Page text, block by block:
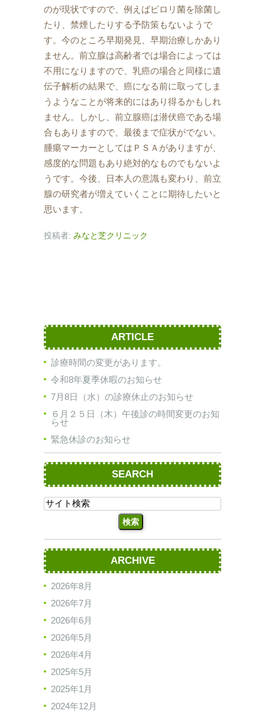
のが現状ですので、例えばピロリ菌を除菌し
たり、禁煙したりする予防策もないようで
す。今のところ早期発見、早期治療しかあり
ません。前立腺は高齢者では場合によっては
不用になりますので、乳癌の場合と同様に遺
伝子解析の結果で、癌になる前に取ってしま
うようなことが将来的にはあり得るかもしれ
ません。しかし、前立腺癌は潜伏癌である場
合もありますので、最後まで症状がでない。
腫瘍マーカーとしてはＰＳＡがありますが、
感度的な問題もあり絶対的なものでもないよ
うです。今後、日本人の意識も変わり、前立
腺の研究者が増えていくことに期待したいと
思います。
投稿者: みなと芝クリニック
ARTICLE
診療時間の変更があります。
令和8年夏季休暇のお知らせ
7月8日（水）の診療休止のお知らせ
６月２５日（木）午後診の時間変更のお知
らせ
緊急休診のお知らせ
SEARCH
ARCHIVE
2026年8月
2026年7月
2026年6月
2026年5月
2026年4月
2025年5月
2025年1月
2024年12月